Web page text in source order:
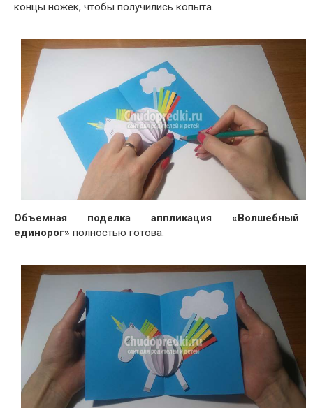
концы ножек, чтобы получились копыта.
Объемная поделка аппликация «Волшебный
единорог» полностью готова.